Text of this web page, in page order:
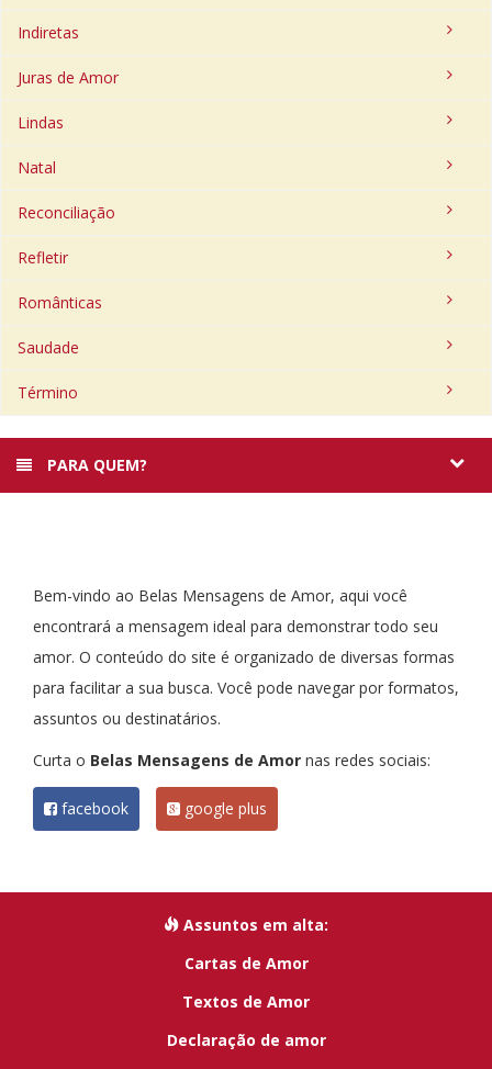
Indiretas
Juras de Amor
Lindas
Natal
Reconciliação
Refletir
Românticas
Saudade
Término
PARA QUEM?
Bem-vindo ao Belas Mensagens de Amor, aqui você
encontrará a mensagem ideal para demonstrar todo seu
amor. O conteúdo do site é organizado de diversas formas
para facilitar a sua busca. Você pode navegar por formatos,
assuntos ou destinatários.
Curta o Belas Mensagens de Amor nas redes sociais:
facebook google plus
Assuntos em alta:
Cartas de Amor
Textos de Amor
Declaração de amor